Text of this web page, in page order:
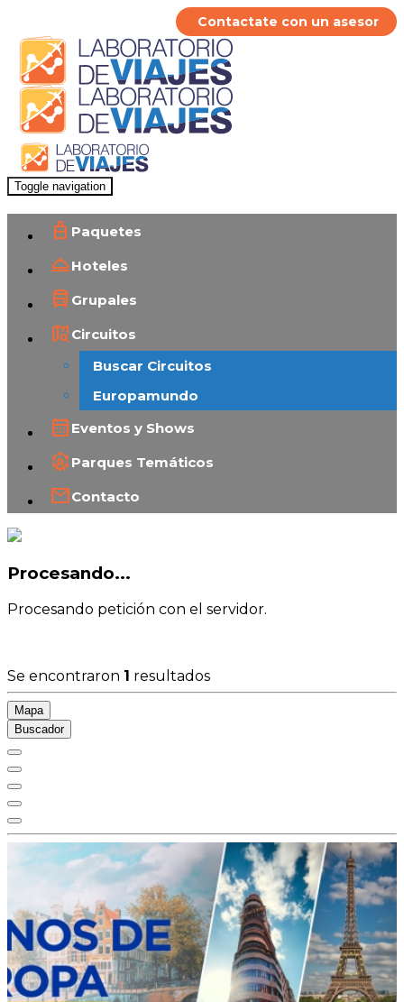
Contactate con un asesor
Toggle navigation
Paquetes
Hoteles
Grupales
Circuitos
Buscar Circuitos
Europamundo
Eventos y Shows
Parques Temáticos
Contacto
Procesando...
Procesando petición con el servidor.
Se encontraron 1 resultados
Mapa
Buscador